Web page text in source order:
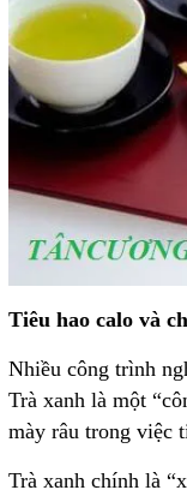
Tiêu hao calo và
Nhiều công trình
Trà xanh là một
mày râu trong việc
Trà xanh chính là